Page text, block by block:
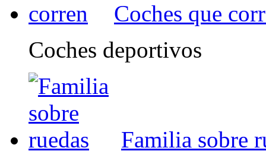
Coches que
Coches deportivos
Familia sobre